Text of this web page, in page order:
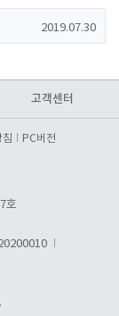
2019.07.30
고객센터
침 PC버전
호